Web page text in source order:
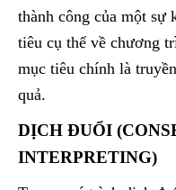
thành công của một sự
tiêu cụ thể về chương
mục tiêu chính là
quả.
DỊCH ĐUỔI
INTERPRETING)